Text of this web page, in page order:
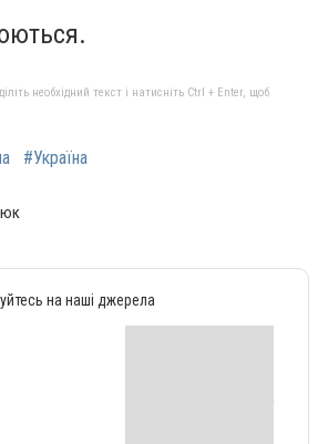
необхідний текст і натисніть Ctrl + Enter, щоб
#Україна
на наші джерела